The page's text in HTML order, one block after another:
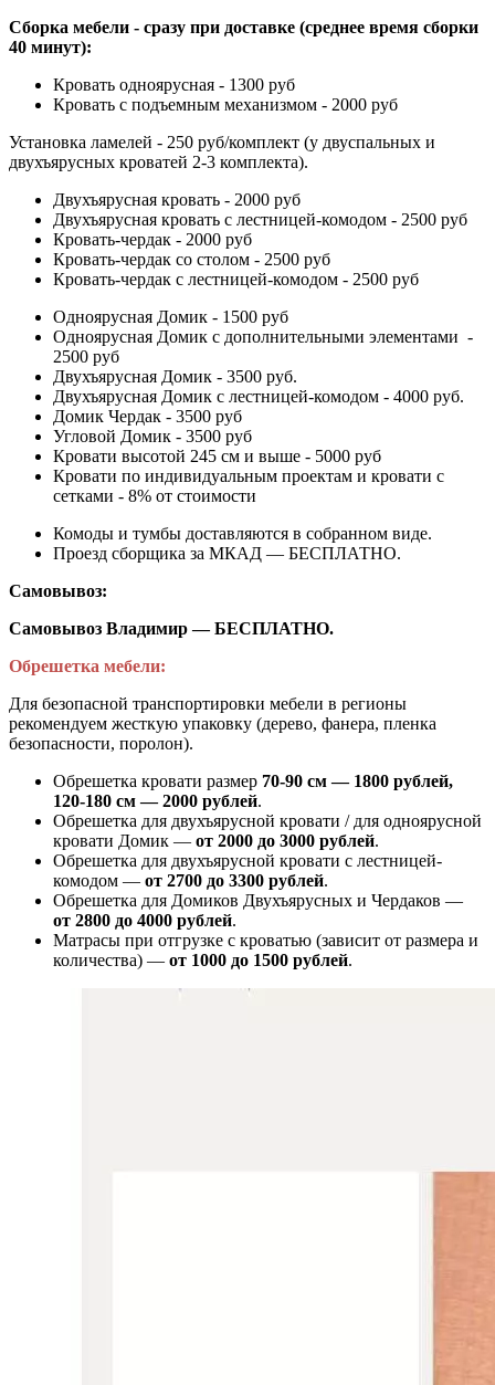
Сборка мебели - сразу при доставке (среднее время сборки
40 минут):
Кровать одноярусная - 1300 руб
Кровать с подъемным механизмом - 2000 руб
Установка ламелей - 250 руб/комплект (у двуспальных и
двухъярусных кроватей 2-3 комплекта).
Двухъярусная кровать - 2000 руб
Двухъярусная кровать с лестницей-комодом - 2500 руб
Кровать-чердак - 2000 руб
Кровать-чердак со столом - 2500 руб
Кровать-чердак с лестницей-комодом - 2500 руб
Одноярусная Домик - 1500 руб
Одноярусная Домик с дополнительными элементами -
2500 руб
Двухъярусная Домик - 3500 руб.
Двухъярусная Домик с лестницей-комодом - 4000 руб.
Домик Чердак - 3500 руб
Угловой Домик - 3500 руб
Кровати высотой 245 см и выше - 5000 руб
Кровати по индивидуальным проектам и кровати с
сетками - 8% от стоимости
Комоды и тумбы доставляются в собранном виде.
Проезд сборщика за МКАД — БЕСПЛАТНО.
Самовывоз:
Самовывоз Владимир — БЕСПЛАТНО.
Обрешетка мебели:
Для безопасной транспортировки мебели в регионы
рекомендуем жесткую упаковку (дерево, фанера, пленка
безопасности, поролон).
Обрешетка кровати размер 70-90 см — 1800 рублей,
120-180 см — 2000 рублей.
Обрешетка для двухъярусной кровати / для одноярусной
кровати Домик — от 2000 до 3000 рублей.
Обрешетка для двухъярусной кровати с лестницей-
комодом — от 2700 до 3300 рублей.
Обрешетка для Домиков Двухъярусных и Чердаков —
от 2800 до 4000 рублей.
Матрасы при отгрузке с кроватью (зависит от размера и
количества) — от 1000 до 1500 рублей.